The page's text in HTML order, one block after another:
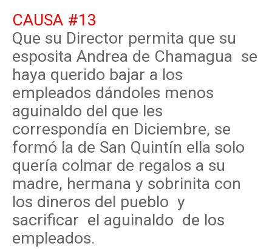
CAUSA #13
Que su Director permita que su
esposita Andrea de Chamagua se
haya querido bajar a los
empleados dándoles menos
aguinaldo del que les
correspondía en Diciembre, se
formó la de San Quintín ella solo
quería colmar de regalos a su
madre, hermana y sobrinita con
los dineros del pueblo y
sacrificar el aguinaldo de los
empleados.